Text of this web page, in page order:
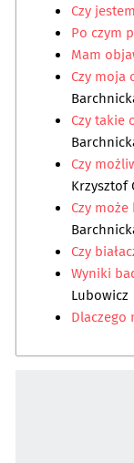
Czy
Po czym
Mam
Czy moja
Czy takie
Czy
Krzysztof
Czy
Czy
Wyniki
Lubowicz
Dlaczego